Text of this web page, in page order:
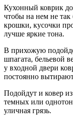
Кухонный коврик
чтобы на нем не
крошки, кусочки
лучше яркие тона.
В прихожую
шпагата, бельевой
у входной двери
постоянно
Подойдут и ковер
темных или
уличная грязь.